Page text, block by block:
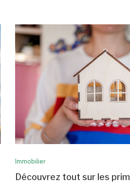
Immobilier
Découvrez tout sur les